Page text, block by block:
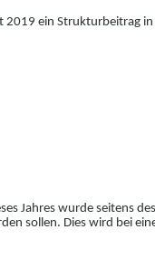
ein Strukturbeitrag
Jahres wurde seitens
sollen. Dies wird bei